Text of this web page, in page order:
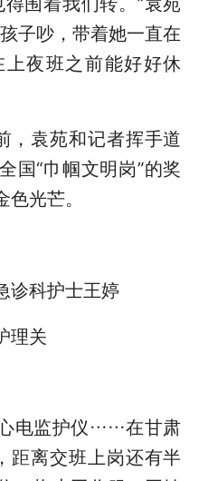
子吵，带着她一直在
夜班之前能好好休
袁苑和记者挥手道
国“巾帼文明岗”的奖
光芒。
科护士王婷
理关
电监护仪……在甘肃
距离交班上岗还有半